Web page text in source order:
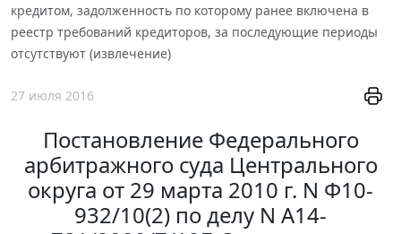
кредитом, задолженность по которому ранее включена в
реестр требований кредиторов, за последующие периоды
отсутствуют (извлечение)
27 июля 2016
Постановление Федерального
арбитражного суда Центрального
округа от 29 марта 2010 г. N Ф10-
932/10(2) по делу N А14-